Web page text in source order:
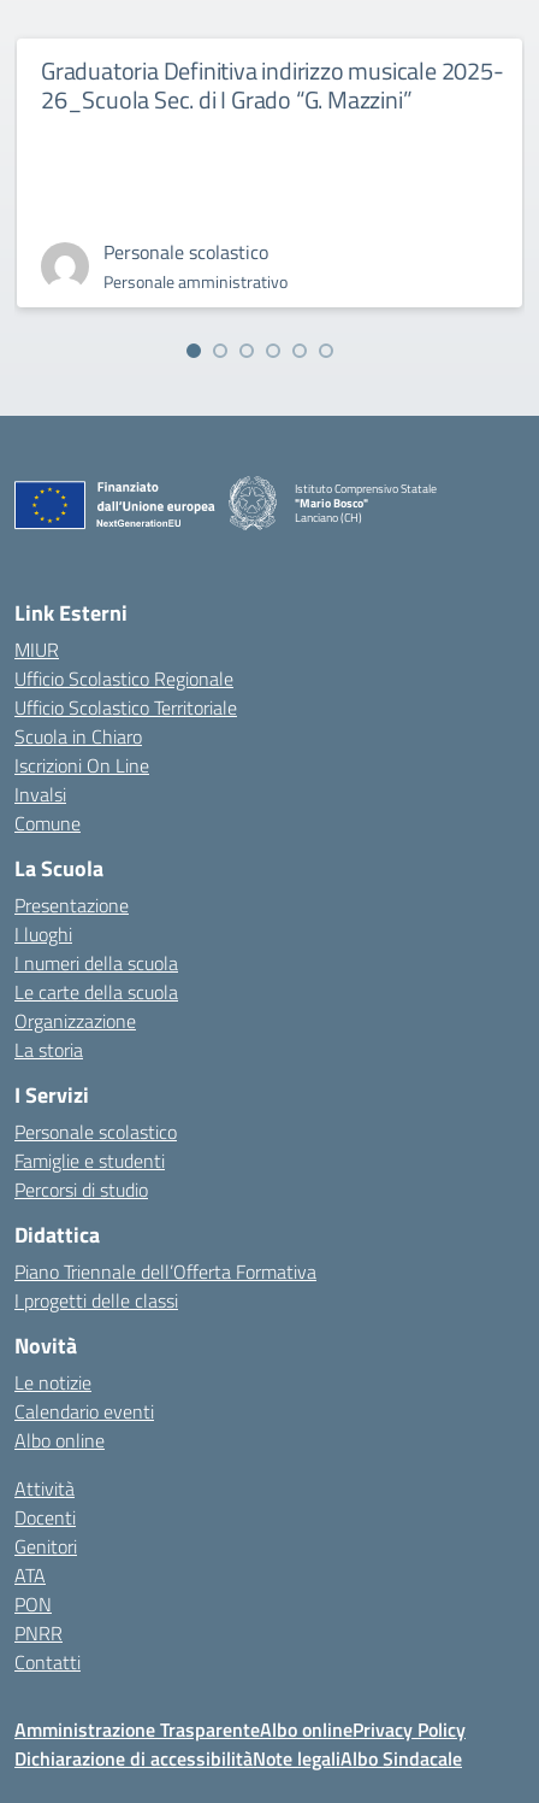
Graduatoria Definitiva indirizzo musicale 2025-
26_Scuola Sec. di I Grado “G. Mazzini”
Personale scolastico
Personale amministrativo
Istituto Comprensivo Statale
"Mario Bosco"
Lanciano (CH)
Link Esterni
MIUR
Ufficio Scolastico Regionale
Ufficio Scolastico Territoriale
Scuola in Chiaro
Iscrizioni On Line
Invalsi
Comune
La Scuola
Presentazione
I luoghi
I numeri della scuola
Le carte della scuola
Organizzazione
La storia
I Servizi
Personale scolastico
Famiglie e studenti
Percorsi di studio
Didattica
Piano Triennale dell’Offerta Formativa
I progetti delle classi
Novità
Le notizie
Calendario eventi
Albo online
Attività
Docenti
Genitori
ATA
PON
PNRR
Contatti
Amministrazione TrasparenteAlbo onlinePrivacy Policy
Dichiarazione di accessibilitàNote legaliAlbo Sindacale